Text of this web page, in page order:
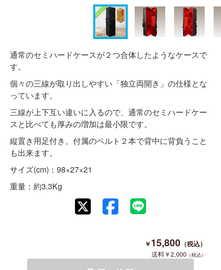
通常のセミハードケースが２つ合体したようなケースで
す。
個々の三線が取り出しやすい「独立両開き」の仕様とな
っています。
三線が上下互い違いに入るので、通常のセミハードケー
スと比べても厚みの増加は最小限です。
縦置き用足付き。付属のベルト２本で背中に背負うこと
も出来ます。
サイズ(cm)：98×27×21
重量：約3.3Kg
15,800
2,000